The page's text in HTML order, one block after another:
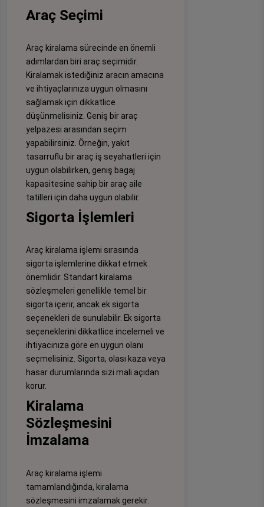
Araç Seçimi
Araç kiralama sürecinde en önemli
adımlardan biri araç seçimidir.
Kiralamak istediğiniz aracın amacına
ve ihtiyaçlarınıza uygun olmasını
sağlamak için dikkatlice
düşünmelisiniz. Geniş bir araç
yelpazesi arasından seçim
yapabilirsiniz. Örneğin, yakıt
tasarruflu bir araç iş seyahatleri için
uygun olabilirken, geniş bagaj
kapasitesine sahip bir araç aile
tatilleri için daha uygun olabilir.
Sigorta İşlemleri
Araç kiralama işlemi sırasında
sigorta işlemlerine dikkat etmek
önemlidir. Standart kiralama
sözleşmeleri genellikle temel bir
sigorta içerir, ancak ek sigorta
seçenekleri de sunulabilir. Ek sigorta
seçeneklerini dikkatlice incelemeli ve
ihtiyacınıza göre en uygun olanı
seçmelisiniz. Sigorta, olası kaza veya
hasar durumlarında sizi mali açıdan
korur.
Kiralama
Sözleşmesini
İmzalama
Araç kiralama işlemi
tamamlandığında, kiralama
sözleşmesini imzalamak gerekir.